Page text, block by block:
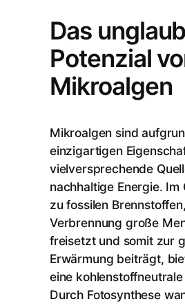
Das
Potenzial
Mikroalgen
Mikroalgen sind
einzigartigen
vielversprechende
nachhaltige Energie. Im
zu fossilen
Verbrennung große
freisetzt und somit zur
Erwärmung beiträgt,
eine
Durch Fotosynthese